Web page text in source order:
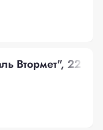
Втормет", 22